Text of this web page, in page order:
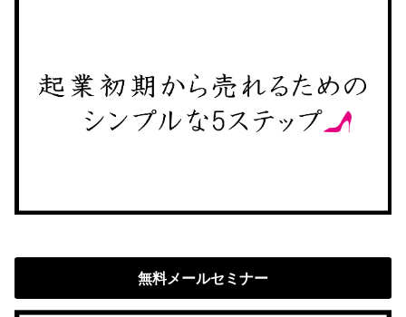
無料メールセミナー